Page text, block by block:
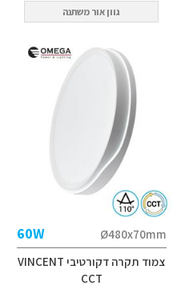
גוון אור משתנה
Ø480x70mm
60W
צמוד תקרה דקורטיבי VINCENT
CCT